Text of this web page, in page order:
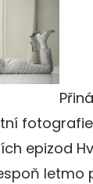
fotografie
epizod
letmo